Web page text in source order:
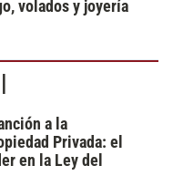
volados y joyería
a la
Privada: el
en la Ley del